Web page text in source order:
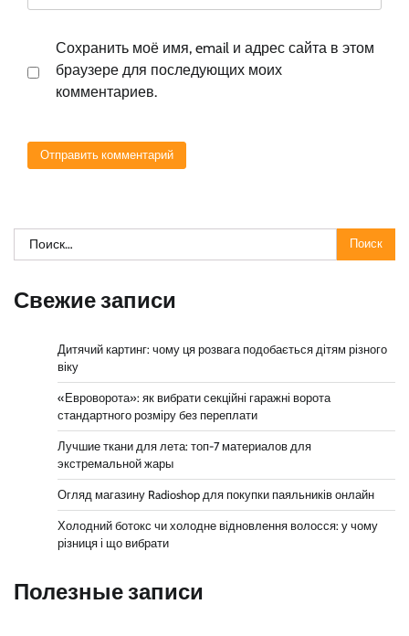
Сохранить моё имя, email и адрес сайта в этом
браузере для последующих моих
комментариев.
Найти:
Свежие записи
Дитячий картинг: чому ця розвага подобається дітям різного
віку
«Евроворота»: як вибрати секційні гаражні ворота
стандартного розміру без переплати
Лучшие ткани для лета: топ-7 материалов для
экстремальной жары
Огляд магазину Radioshop для покупки паяльників онлайн
Холодний ботокс чи холодне відновлення волосся: у чому
різниця і що вибрати
Полезные записи